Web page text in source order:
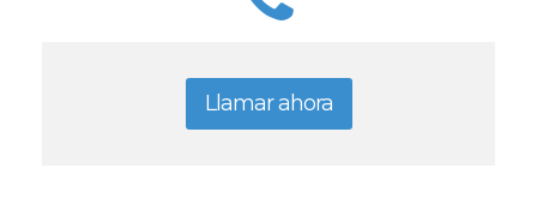
Llamar ahora